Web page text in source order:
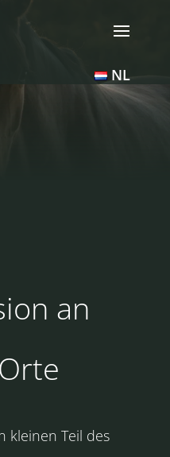
NL
an
kleinen Teil des